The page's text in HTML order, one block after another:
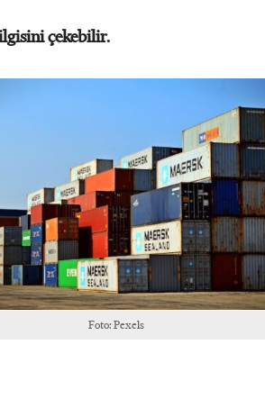
çekebilir.
Foto: Pexels